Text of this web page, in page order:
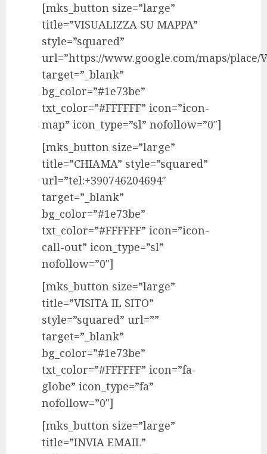
[mks_button size=”large”
title=”VISUALIZZA SU MAPPA”
style=”squared”
url=”https://www.google.com/maps/place/
target=”_blank”
bg_color=”#1e73be”
txt_color=”#FFFFFF” icon=”icon-
map” icon_type=”sl” nofollow=”0″]
[mks_button size=”large”
title=”CHIAMA” style=”squared”
url=”tel:+390746204694″
target=”_blank”
bg_color=”#1e73be”
txt_color=”#FFFFFF” icon=”icon-
call-out” icon_type=”sl”
nofollow=”0″]
[mks_button size=”large”
title=”VISITA IL SITO”
style=”squared” url=””
target=”_blank”
bg_color=”#1e73be”
txt_color=”#FFFFFF” icon=”fa-
globe” icon_type=”fa”
nofollow=”0″]
[mks_button size=”large”
title=”INVIA EMAIL”